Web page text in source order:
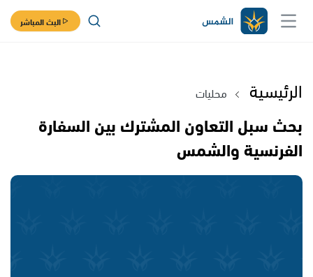
البث المباشر
الرئيسية محليات
بحث سبل التعاون المشترك بين السفارة
الفرنسية والشمس